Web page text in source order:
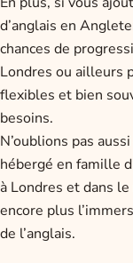
d’anglais en
chances de
Londres ou ailleurs
flexibles et bien
besoins.
N’oublions pas
hébergé en famille
à Londres et dans
encore plus
de l’anglais.